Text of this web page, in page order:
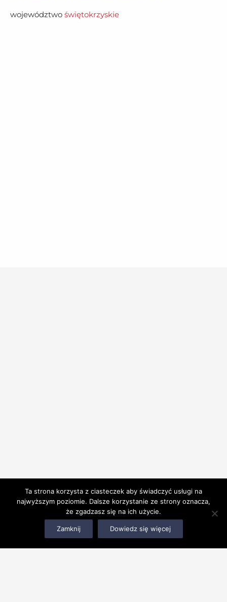
województwo świętokrzyskie
Ta strona korzysta z ciasteczek aby świadczyć usługi na
najwyższym poziomie. Dalsze korzystanie ze strony oznacza,
że zgadzasz się na ich użycie.
Zamknij Dowiedz się więcej